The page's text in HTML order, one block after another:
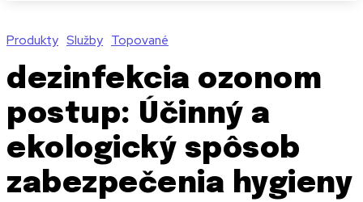
Produkty Služby Topované
dezinfekcia ozonom
postup: Účinný a
ekologický spôsob
zabezpečenia hygieny